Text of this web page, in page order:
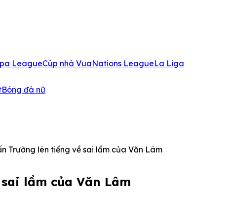
LeagueCúp nhà VuaNations LeagueLa Liga
Bóng đá nữ
Trường lên tiếng về sai lầm của Văn Lâm
lầm của Văn Lâm